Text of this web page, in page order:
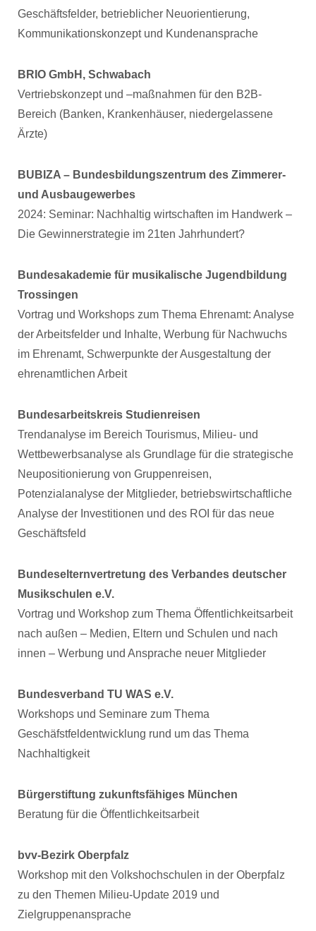
Geschäftsfelder, betrieblicher Neuorientierung,
Kommunikationskonzept und Kundenansprache
BRIO GmbH, Schwabach
Vertriebskonzept und –maßnahmen für den B2B-
Bereich (Banken, Krankenhäuser, niedergelassene
Ärzte)
BUBIZA – Bundesbildungszentrum des Zimmerer-
und Ausbaugewerbes
2024: Seminar: Nachhaltig wirtschaften im Handwerk –
Die Gewinnerstrategie im 21ten Jahrhundert?
Bundesakademie für musikalische Jugendbildung
Trossingen
Vortrag und Workshops zum Thema Ehrenamt: Analyse
der Arbeitsfelder und Inhalte, Werbung für Nachwuchs
im Ehrenamt, Schwerpunkte der Ausgestaltung der
ehrenamtlichen Arbeit
Bundesarbeitskreis Studienreisen
Trendanalyse im Bereich Tourismus, Milieu- und
Wettbewerbsanalyse als Grundlage für die strategische
Neupositionierung von Gruppenreisen,
Potenzialanalyse der Mitglieder, betriebswirtschaftliche
Analyse der Investitionen und des ROI für das neue
Geschäftsfeld
Bundeselternvertretung des Verbandes deutscher
Musikschulen e.V.
Vortrag und Workshop zum Thema Öffentlichkeitsarbeit
nach außen – Medien, Eltern und Schulen und nach
innen – Werbung und Ansprache neuer Mitglieder
Bundesverband TU WAS e.V.
Workshops und Seminare zum Thema
Geschäfstfeldentwicklung rund um das Thema
Nachhaltigkeit
Bürgerstiftung zukunftsfähiges München
Beratung für die Öffentlichkeitsarbeit
bvv-Bezirk Oberpfalz
Workshop mit den Volkshochschulen in der Oberpfalz
zu den Themen Milieu-Update 2019 und
Zielgruppenansprache